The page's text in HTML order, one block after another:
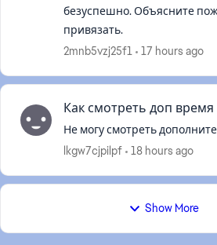
безуспешно. Объясните
привязать.
2mnb5vzj25f1
17 hours ago
Как смотреть доп время
Не могу смотреть
lkgw7cjpilpf
18 hours ago
Show More